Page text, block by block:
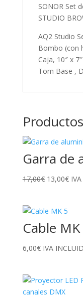
SONOR Set
STUDIO
AQ2 Studio
Bombo (con
Caja, 10″ x
Tom Base ,
Garra de
17,00€ El
era:
17,00€.
13,00€El
Cable
6,00€ IVA